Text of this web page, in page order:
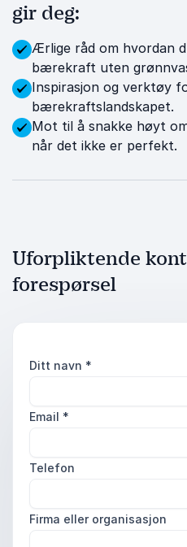
gir deg:
Ærlige råd om hvordan
bærekraft uten
Inspirasjon og verktøy
bærekraftslandskapet.
Mot til å snakke høyt
når det ikke er perfekt.
Uforpliktende
forespørsel
Ditt navn *
Email *
Telefon
Firma eller organisasjon